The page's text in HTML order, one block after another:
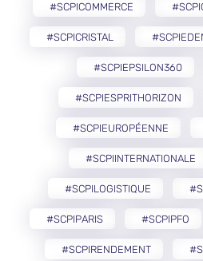
#SCPICOMMERCE
#SCPICRISTAL
#SCPIEPSILON360
#SCPIESPRITHORIZON
#SCPIEUROPÉENNE
#SCPIINTERNATIONALE
#SCPILOGISTIQUE
#SCPIPARIS #SCPIPFO
#SCPIRENDEMENT